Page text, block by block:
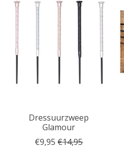
Dressuurzweep
Glamour
€9,95 €14,95